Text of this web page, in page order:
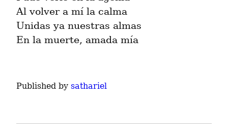
Al volver a mí la calma
Unidas ya nuestras almas
En la muerte, amada mía
Published by sathariel